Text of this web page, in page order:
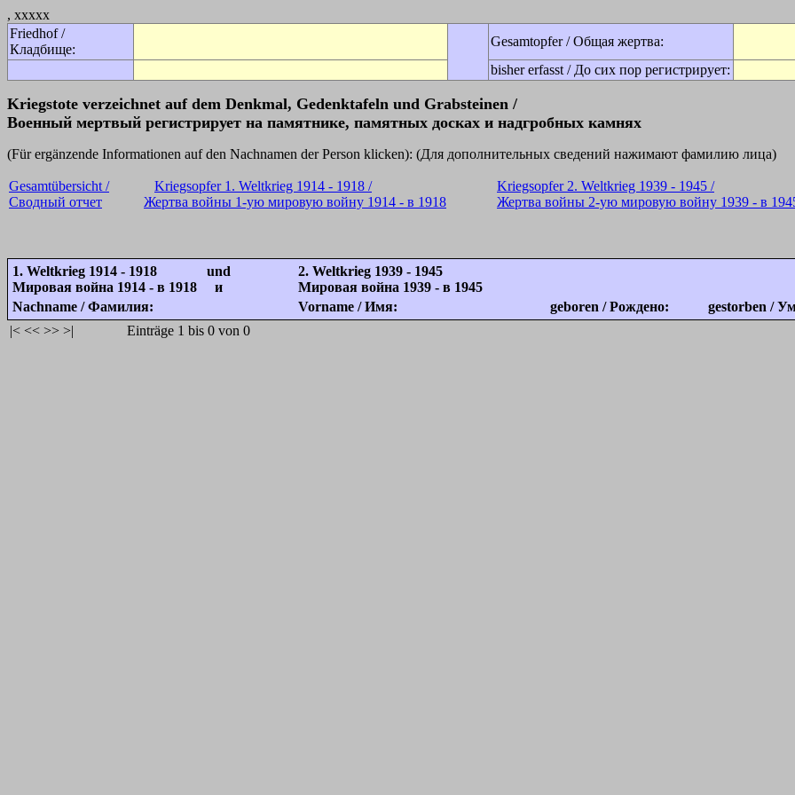
, xxxxx
Friedhof /
Кладбище:
Gesamtopfer / Общая жертва:
bisher erfasst / До сих пор регистрирует:
Kriegstote verzeichnet auf dem Denkmal, Gedenktafeln und Grabsteinen /
Военный мертвый регистрирует на памятнике, памятных досках и надгробных камнях
(Für ergänzende Informationen auf den Nachnamen der Person klicken): (Для дополнительных сведений нажимают фамилию лица)
Gesamtübersicht /
Сводный отчет
Kriegsopfer 1. Weltkrieg 1914 - 1918 /
Жертва войны 1-ую мировую войну 1914 - в 1918
Kriegsopfer 2. Weltkrieg 1939 - 1945 /
Жертва войны 2-ую мировую войну 1939 - в
1. Weltkrieg 1914 - 1918 und
Мировая война 1914 - в 1918 и
2. Weltkrieg 1939 - 1945
Мировая война 1939 - в 1945
Nachname / Фамилия:
Vorname / Имя: geboren / Рождено:
gestorben /
|< << >> >| Einträge 1 bis 0 von 0